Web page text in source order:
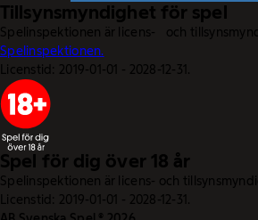
Tillsynsmyndighet för spel
Spelinspektionen är licens- och
Spelinspektionen.
Licenstid: 2019-01-01 - 2028-12-31.
Spel för dig över 18 år
Spelinspektionen är licens- och
Licenstid: 2019-01-01 - 2028-12-31.